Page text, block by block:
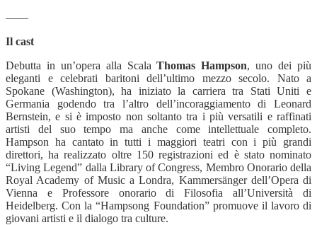
——
Il cast
Debutta in un’opera alla ScalaThomas Hampson, uno dei più
eleganti e celebrati baritoni dell’ultimo mezzo secolo. Nato a
Spokane (Washington), ha iniziato la carriera tra Stati Uniti e
Germania godendo tra l’altro dell’incoraggiamento di Leonard
Bernstein, e si è imposto non soltanto tra i più versatili e raffinati
artisti del suo tempo ma anche come intellettuale completo.
Hampson ha cantato in tutti i maggiori teatri con i più grandi
direttori, ha realizzato oltre 150 registrazioni ed è stato nominato
“Living Legend” dalla Library of Congress, Membro Onorario della
Royal Academy of Music a Londra, Kammersänger dell’Opera di
Vienna e Professore onorario di Filosofia all’Università di
Heidelberg. Con la “Hampsong Foundation” promuove il lavoro di
giovani artisti e il dialogo tra culture.